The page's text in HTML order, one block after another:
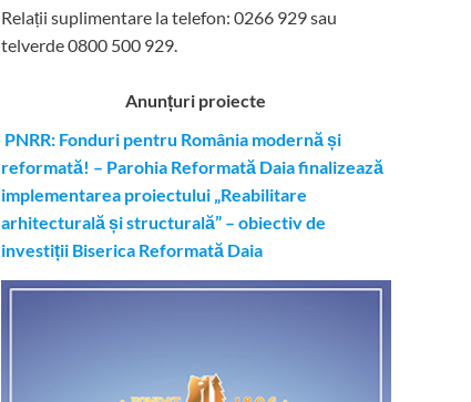
Relații suplimentare la telefon: 0266 929 sau
telverde 0800 500 929.
Anunțuri proiecte
PNRR: Fonduri pentru România modernă și
reformată! – Parohia Reformată Daia finalizează
implementarea proiectului „Reabilitare
arhitecturală și structurală” – obiectiv de
investiții Biserica Reformată Daia